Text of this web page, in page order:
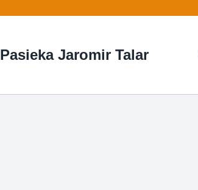
Pasieka Jaromir Talar